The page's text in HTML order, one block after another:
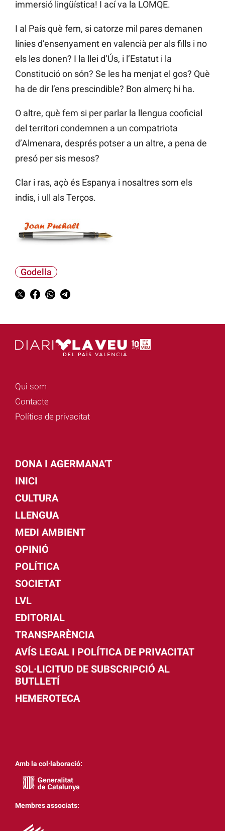
immersió lingüística! I ací va la LOMQE.
I al País què fem, si catorze mil pares demanen
línies d’ensenyament en valencià per als fills i no
els les donen? I la llei d’Ús, i l’Estatut i la
Constitució on són? Se les ha menjat el gos? Què
ha de dir l’ens prescindible? Bon almerç hi ha.
O altre, què fem si per parlar la llengua cooficial
del territori condemnen a un compatriota
d’Almenara, després potser a un altre, a pena de
presó per sis mesos?
Clar i ras, açò és Espanya i nosaltres som els
indis, i ull als Terços.
Godella
Qui som
Contacte
Política de privacitat
DONA I AGERMANA'T
INICI
CULTURA
LLENGUA
MEDI AMBIENT
OPINIÓ
POLÍTICA
SOCIETAT
LVL
EDITORIAL
TRANSPARÈNCIA
AVÍS LEGAL I POLÍTICA DE PRIVACITAT
SOL·LICITUD DE SUBSCRIPCIÓ AL
BUTLLETÍ
HEMEROTECA
Amb la col·laboració:
Membres associats: